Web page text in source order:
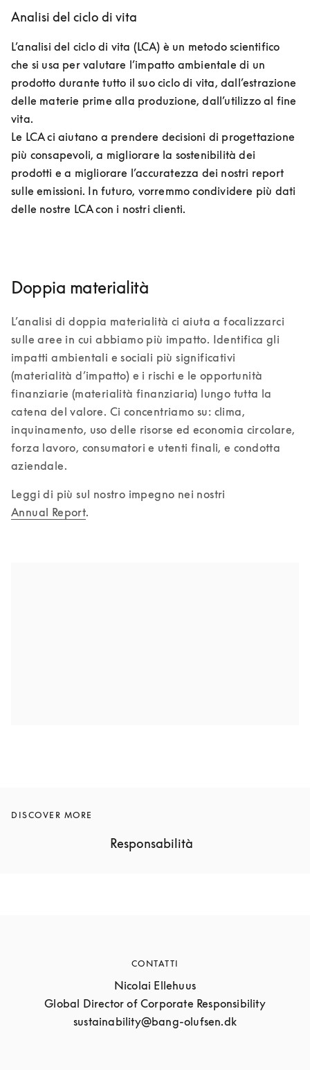
Analisi del ciclo di vita
L’analisi del ciclo di vita (LCA) è un metodo scientifico
che si usa per valutare l’impatto ambientale di un
prodotto durante tutto il suo ciclo di vita, dall’estrazione
delle materie prime alla produzione, dall’utilizzo al fine
vita.
Le LCA ci aiutano a prendere decisioni di progettazione
più consapevoli, a migliorare la sostenibilità dei
prodotti e a migliorare l’accuratezza dei nostri report
sulle emissioni. In futuro, vorremmo condividere più dati
delle nostre LCA con i nostri clienti.
Doppia materialità
L’analisi di doppia materialità ci aiuta a focalizzarci
sulle aree in cui abbiamo più impatto. Identifica gli
impatti ambientali e sociali più significativi
(materialità d’impatto) e i rischi e le opportunità
finanziarie (materialità finanziaria) lungo tutta la
catena del valore. Ci concentriamo su: clima,
inquinamento, uso delle risorse ed economia circolare,
forza lavoro, consumatori e utenti finali, e condotta
aziendale.
Leggi di più sul nostro impegno nei nostri
Annual Report.
DISCOVER MORE
Responsabilità
CONTATTI
Nicolai Ellehuus
Global Director of Corporate Responsibility
sustainability@bang-olufsen.dk